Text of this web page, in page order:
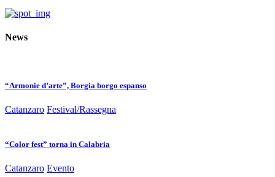
News
“Armonie d’arte”, Borgia borgo espanso
Catanzaro Festival/Rassegna
“Color fest” torna in Calabria
Catanzaro Evento